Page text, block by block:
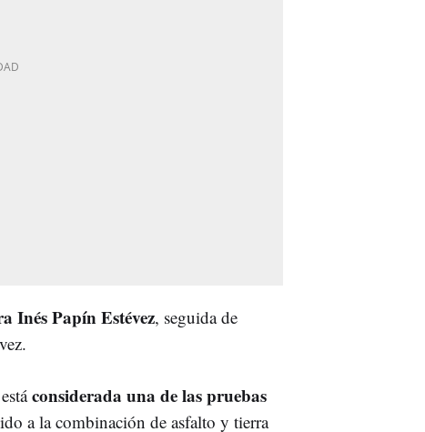
Inés Papín Estévez, seguida de
considerada una de las pruebas
a la combinación de asfalto y tierra